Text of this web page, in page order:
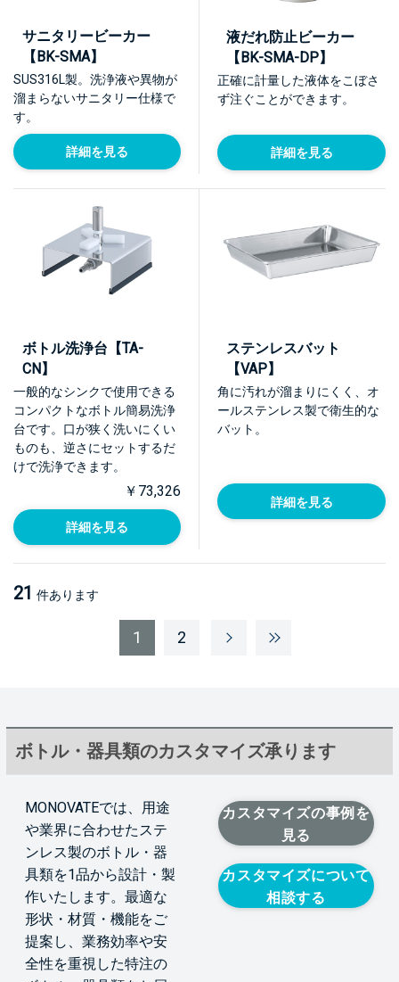
サニタリービーカー
【BK-SMA】
SUS316L製。洗浄液や異物が
溜まらないサニタリー仕様で
す。
詳細を見る
液だれ防止ビーカー
【BK-SMA-DP】
正確に計量した液体をこぼさ
ず注ぐことができます。
詳細を見る
ボトル洗浄台【TA-
CN】
一般的なシンクで使用できる
コンパクトなボトル簡易洗浄
台です。口が狭く洗いにくい
ものも、逆さにセットするだ
けで洗浄できます。
￥73,326
詳細を見る
ステンレスバット
【VAP】
角に汚れが溜まりにくく、オ
ールステンレス製で衛生的な
バット。
詳細を見る
21 件あります
1 2
ボトル・器具類のカスタマイズ承ります
MONOVATEでは、用途
や業界に合わせたステ
ンレス製のボトル・器
具類を1品から設計・製
作いたします。最適な
形状・材質・機能をご
提案し、業務効率や安
全性を重視した特注の
カスタマイズの事例を
見る
カスタマイズについて
相談する